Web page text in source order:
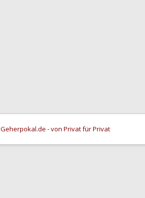
Geherpokal.de - von Privat für Privat